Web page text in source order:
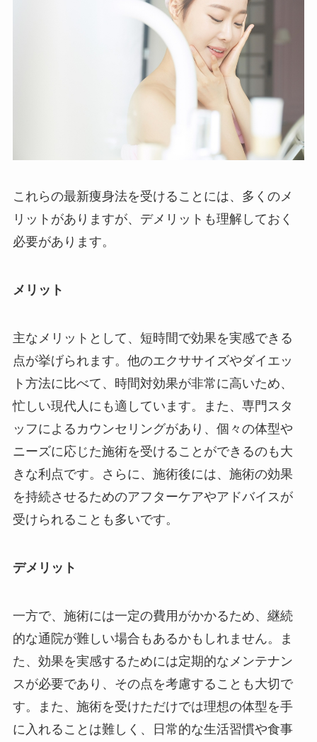
これらの最新痩身法を受けることには、多くのメ
リットがありますが、デメリットも理解しておく
必要があります。
メリット
主なメリットとして、短時間で効果を実感できる
点が挙げられます。他のエクササイズやダイエッ
ト方法に比べて、時間対効果が非常に高いため、
忙しい現代人にも適しています。また、専門スタ
ッフによるカウンセリングがあり、個々の体型や
ニーズに応じた施術を受けることができるのも大
きな利点です。さらに、施術後には、施術の効果
を持続させるためのアフターケアやアドバイスが
受けられることも多いです。
デメリット
一方で、施術には一定の費用がかかるため、継続
的な通院が難しい場合もあるかもしれません。ま
た、効果を実感するためには定期的なメンテナン
スが必要であり、その点を考慮することも大切で
す。また、施術を受けただけでは理想の体型を手
に入れることは難しく、日常的な生活習慣や食事